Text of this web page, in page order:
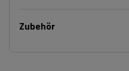
Zubehör